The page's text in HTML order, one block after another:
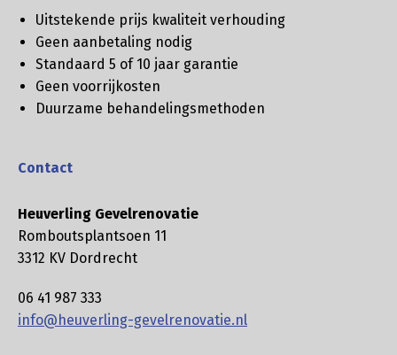
Uitstekende prijs kwaliteit verhouding
Geen aanbetaling nodig
Standaard 5 of 10 jaar garantie
Geen voorrijkosten
Duurzame behandelingsmethoden
Contact
Heuverling Gevelrenovatie
Romboutsplantsoen 11
3312 KV Dordrecht
06 41 987 333
info@heuverling-gevelrenovatie.nl